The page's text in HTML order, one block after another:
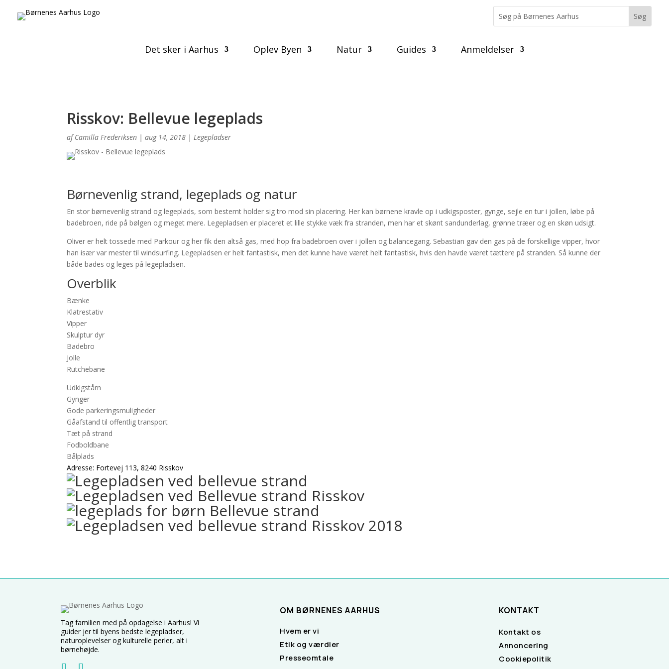
Det sker i Aarhus Oplev Byen Natur Guides Anmeldelser
Risskov: Bellevue legeplads
afCamilla Frederiksen |aug 14, 2018 | Legepladser
Børnevenlig strand, legeplads og natur
En stor børnevenlig strand og legeplads, som bestemt holder sig tro mod sin placering. Her kan børnene kravle op i udkigsposter, gynge, sejle en tur i jollen, løbe på
badebroen, ride på bølgen og meget mere. Legepladsen er placeret et lille stykke væk fra stranden, men har et skønt sandunderlag, grønne træer og en skøn udsigt.
Oliver er helt tossede med Parkour og her fik den altså gas, med hop fra badebroen over i jollen og balancegang. Sebastian gav den gas på de forskellige vipper, hvor
han især var mester til windsurfing. Legepladsen er helt fantastisk, men det kunne have været helt fantastisk, hvis den havde været tættere på stranden. Så kunne der
både bades og leges på legepladsen.
Overblik
Bænke
Klatrestativ
Vipper
Skulptur dyr
Badebro
Jolle
Rutchebane
Udkigstårn
Gynger
Gode parkeringsmuligheder
Gåafstand til offentlig transport
Tæt på strand
Fodboldbane
Bålplads
Adresse: Fortevej 113, 8240 Risskov
Tag familien med på opdagelse i Aarhus! Vi
guider jer til byens bedste legepladser,
naturoplevelser og kulturelle perler, alt i
børnehøjde.
OM BØRNENES AARHUS
Hvem er vi
Etik og værdier
Presseomtale
KONTAKT
Kontakt os
Annoncering
Cookiepolitik